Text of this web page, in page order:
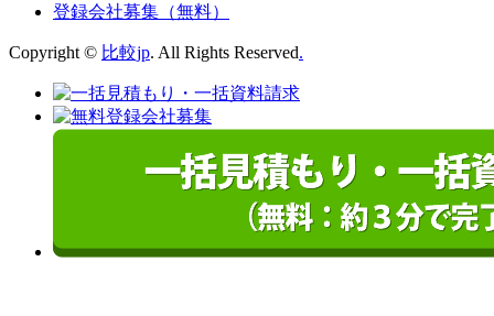
登録会社募集（無料）
Copyright © 比較jp. All Rights Reserved.